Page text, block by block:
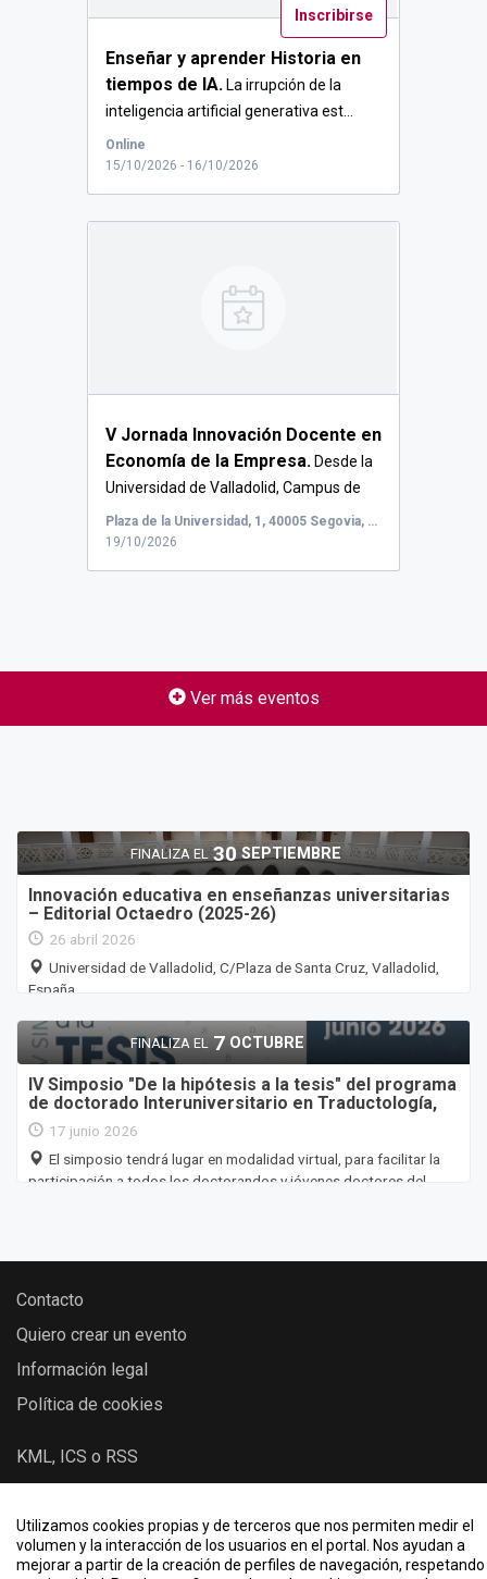
Utilizamos cookies propias y de terceros que nos permiten medir el
volumen y la interacción de los usuarios en el portal. Nos ayudan a
mejorar a partir de la creación de perfiles de navegación, respetando
Inscribirse
Enseñar y aprender Historia en
tiempos de IA. La irrupción de la
inteligencia artificial generativa est...
Online
15/10/2026 - 16/10/2026
V Jornada Innovación Docente en
Economía de la Empresa. Desde la
Universidad de Valladolid, Campus de
S...
Plaza de la Universidad, 1, 40005 Segovia, España, Plaza de la Universidad, 1, 40005 Segovia
19/10/2026
Ver más eventos
FINALIZA EL 30 SEPTIEMBRE
Innovación educativa en enseñanzas universitarias
– Editorial Octaedro (2025-26)
26 abril 2026
Universidad de Valladolid, C/Plaza de Santa Cruz, Valladolid,
España
FINALIZA EL 7 OCTUBRE
IV Simposio "De la hipótesis a la tesis" del programa
de doctorado Interuniversitario en Traductología,
Traducción Profesional y Audiovisual
17 junio 2026
El simposio tendrá lugar en modalidad virtual, para facilitar la
participación a todos los doctorandos y jóvenes doctores del
Contacto
Quiero crear un evento
Información legal
Política de cookies
KML, ICS o RSS
2026 © Eventos - Universidad de Valladolid